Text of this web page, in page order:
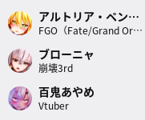
アルトリア・ペンドラゴン(ランサー)
FGO（Fate/Grand Order）
ブローニャ
崩壊3rd
百鬼あやめ
Vtuber